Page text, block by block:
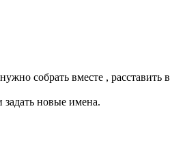
собрать вместе ,
задать новые имена.